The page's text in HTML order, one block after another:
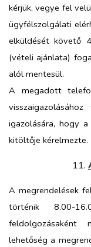
kérjük, vegye fel
ügyfélszolgálati
elküldését követő
(vételi ajánlata)
alól mentesül.
A megadott
igazolására, hogy
kitöltője kérelmezte.
A megrendelések
történik 8.00-
lehetőség a